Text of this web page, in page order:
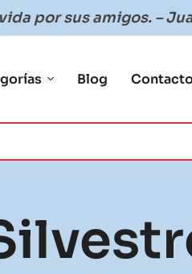
por sus amigos. –
Blog